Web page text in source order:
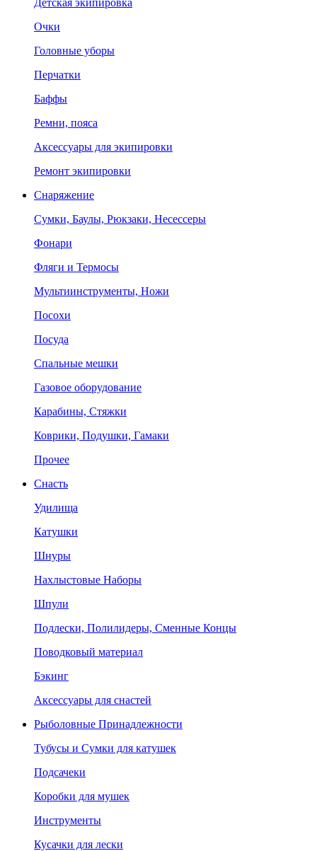
Очки
Головные уборы
Перчатки
Баффы
Ремни, пояса
Аксессуары для экипировки
Ремонт экипировки
Снаряжение
Сумки, Баулы, Рюкзаки, Несессеры
Фонари
Фляги и Термосы
Мультиинструменты, Ножи
Посохи
Посуда
Спальные мешки
Газовое оборудование
Карабины, Стяжки
Коврики, Подушки, Гамаки
Прочее
Снасть
Удилища
Катушки
Шнуры
Нахлыстовые Наборы
Шпули
Подлески, Полилидеры, Сменные Концы
Поводковый материал
Бэкинг
Аксессуары для снастей
Рыболовные Принадлежности
Тубусы и Сумки для катушек
Подсачеки
Коробки для мушек
Инструменты
Кусачки для лески